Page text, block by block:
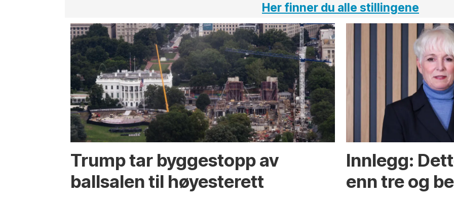
Her finner du alle stillingene
Trump tar byggestopp av
ballsalen til høyesterett
Innlegg:
enn tre og